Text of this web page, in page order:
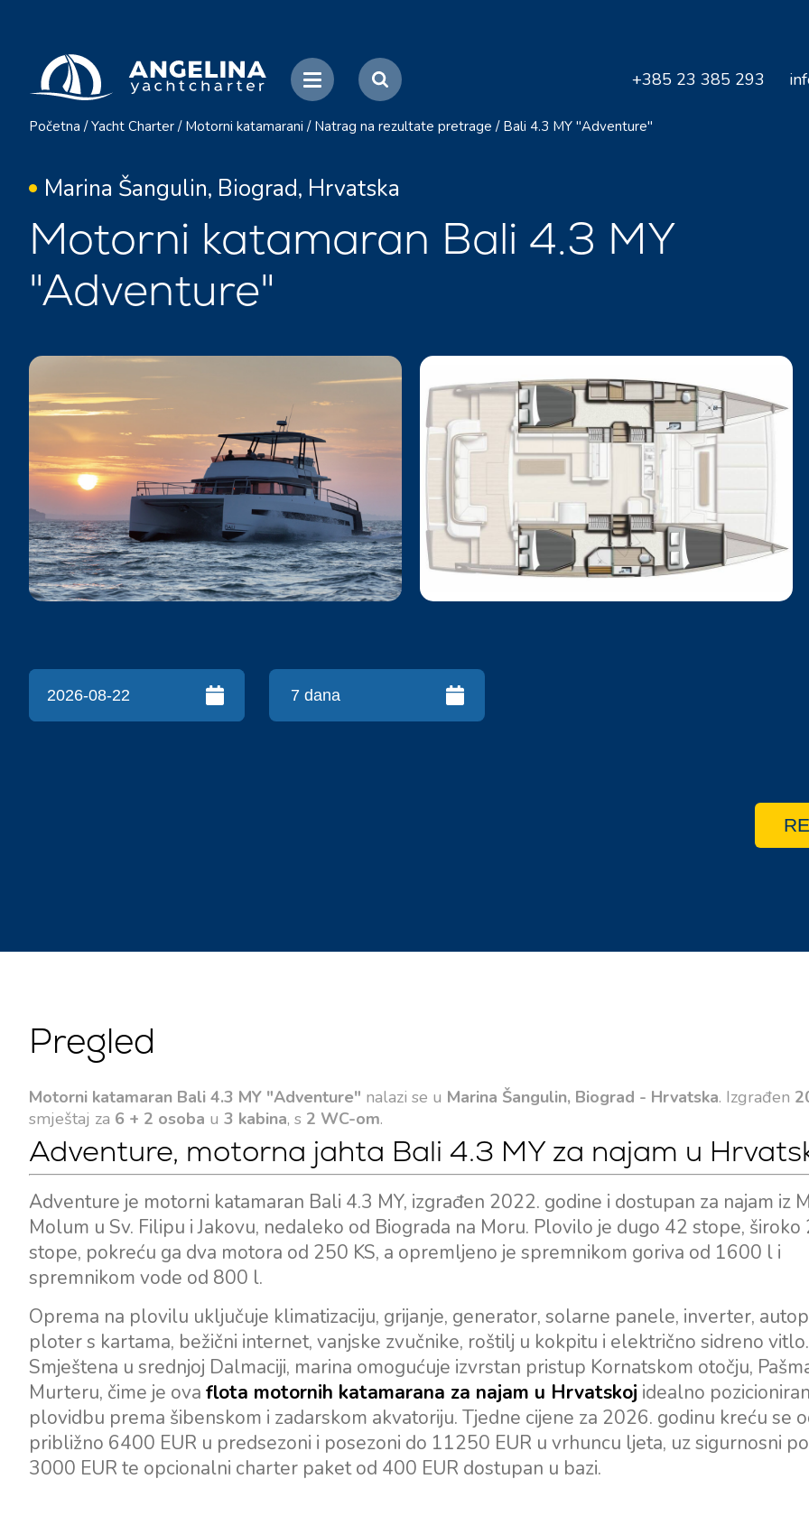
+385 23 385 293
Početna / Yacht Charter / Motorni katamarani / Natrag na rezultate pretrage / Bali 4.3 MY "Adventure"
Marina Šangulin, Biograd, Hrvatska
Motorni katamaran Bali 4.3 MY
"Adventure"
Pregled
Motorni katamaran Bali 4.3 MY "Adventure" nalazi se u Marina Šangulin, Biograd - Hrvatska. Izgrađen
smještaj za 6 + 2 osoba u 3 kabina, s 2 WC-om.
Adventure, motorna jahta Bali 4.3 MY za najam u
Adventure je motorni katamaran Bali 4.3 MY, izgrađen 2022. godine i dostupan za najam iz
Molum u Sv. Filipu i Jakovu, nedaleko od Biograda na Moru. Plovilo je dugo 42 stope, široko
stope, pokreću ga dva motora od 250 KS, a opremljeno je spremnikom goriva od 1600 l i
spremnikom vode od 800 l.
Oprema na plovilu uključuje klimatizaciju, grijanje, generator, solarne panele, inverter,
ploter s kartama, bežični internet, vanjske zvučnike, roštilj u kokpitu i električno sidreno vitlo.
Smještena u srednjoj Dalmaciji, marina omogućuje izvrstan pristup Kornatskom otočju,
Murteru, čime je ova flota motornih katamarana za najam u Hrvatskoj idealno
plovidbu prema šibenskom i zadarskom akvatoriju. Tjedne cijene za 2026. godinu kreću se
približno 6400 EUR u predsezoni i posezoni do 11250 EUR u vrhuncu ljeta, uz sigurnosni
3000 EUR te opcionalni charter paket od 400 EUR dostupan u bazi.